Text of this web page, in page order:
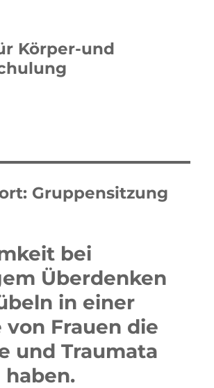
Körper-und
Gruppensitzung
bei
Überdenken
in einer
von Frauen die
und Traumata